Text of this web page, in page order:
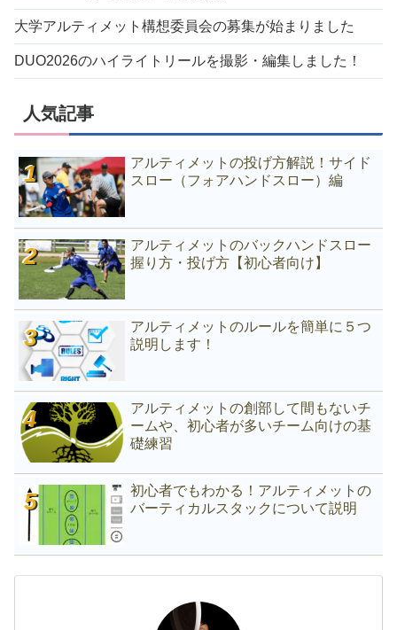
大学アルティメット構想委員会の募集が始まりました
DUO2026のハイライトリールを撮影・編集しました！
人気記事
アルティメットの投げ方解説！サイド
スロー（フォアハンドスロー）編
アルティメットのバックハンドスロー
握り方・投げ方【初心者向け】
アルティメットのルールを簡単に５つ
説明します！
アルティメットの創部して間もないチ
ームや、初心者が多いチーム向けの基
礎練習
初心者でもわかる！アルティメットの
バーティカルスタックについて説明